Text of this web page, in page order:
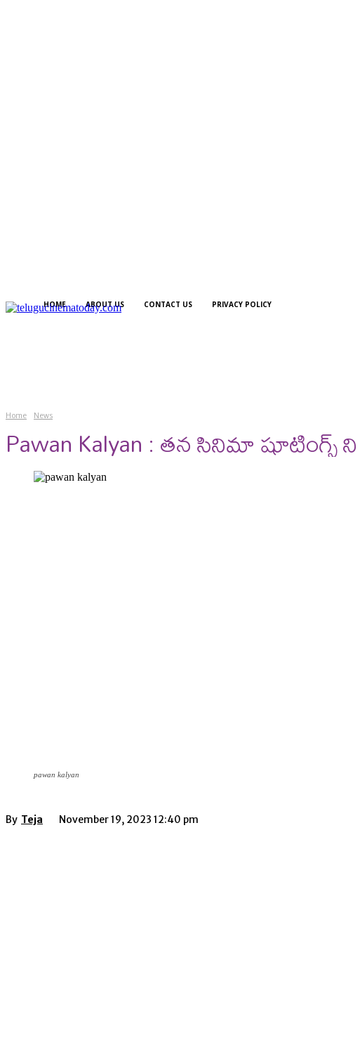
HOME ABOUT US CONTACT US PRIVACY POLICY
Home News
Pawan Kalyan : తన సినిమా షూటింగ్స్
pawan kalyan
By Teja November 19, 2023 12:40 pm